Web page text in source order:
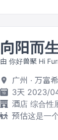
向阳而
由 你好兽聚 Hi
广州 · 万富
3天 2023/
酒店 综合性
预估这是一